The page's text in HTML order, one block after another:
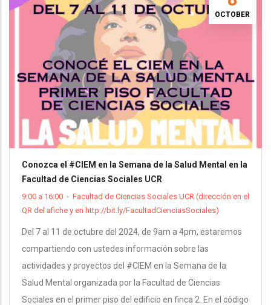
OCTOBER
Conozca el #CIEM en la Semana de la Salud Mental en la
Facultad de Ciencias Sociales UCR
9:00 a 16:00 - Facultad de Ciencias Sociales UCR (dirección en el
QR del afiche y en http://bit.ly/FacultadCienciasSociales)
Del 7 al 11 de octubre del 2024, de 9am a 4pm, estaremos
compartiendo con ustedes información sobre las
actividades y proyectos del #CIEM en la Semana de la
Salud Mental organizada por la Facultad de Ciencias
Sociales en el primer piso del edificio en finca 2. En el código